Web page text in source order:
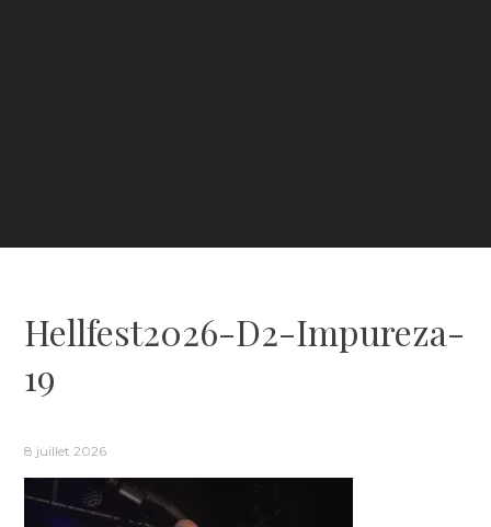
Hellfest2026-D2-Impureza-
19
8 juillet 2026